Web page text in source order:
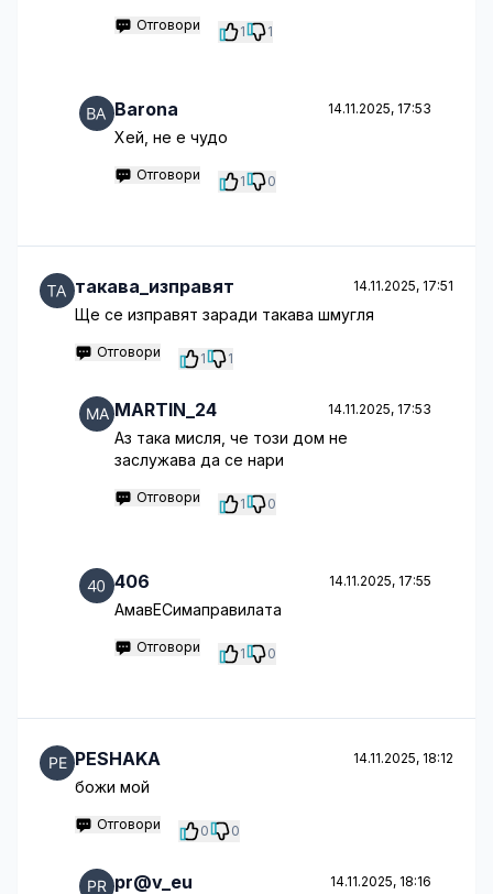
Отговори 1 1
Barona 14.11.2025, 17:53
Хей, не е чудо
Отговори 1 0
такава_изправят 14.11.2025, 17:51
Ще се изправят заради такава шмугля
Отговори 1 1
MARTIN_24 14.11.2025, 17:53
Аз така мисля, че този дом не
заслужава да се нари
Отговори 1 0
406 14.11.2025, 17:55
АмавЕСимаправилата
Отговори 1 0
PESHAKA 14.11.2025, 18:12
божи мой
Отговори 0 0
pr@v_eu 14.11.2025, 18:16